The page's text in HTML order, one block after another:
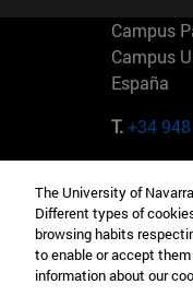
Campus
Campus
España
T.+34
Camino
Madrid
T.+34
The University of
Different types of
browsing habits
to enable or accept
information about our